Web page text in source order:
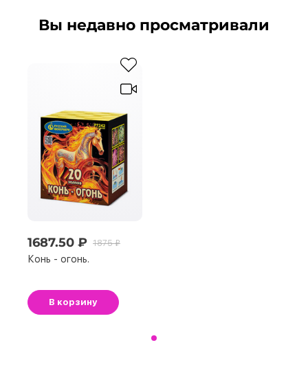
Вы недавно просматривали
1687.50 ₽ 1875 ₽
Конь - огонь.
В корзину